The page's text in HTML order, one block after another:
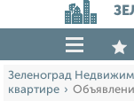
Зеленоград
квартире